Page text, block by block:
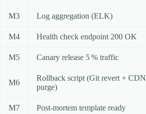
M3 Log aggregation (ELK)
M4 Health check endpoint 200 OK
M5 Canary release 5 % traffic
M6
Rollback script (Git revert + CDN
purge)
M7 Post‑mortem template ready